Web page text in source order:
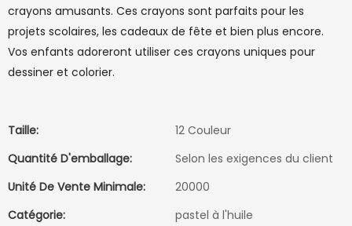
crayons amusants. Ces crayons sont parfaits pour les
projets scolaires, les cadeaux de fête et bien plus encore.
Vos enfants adoreront utiliser ces crayons uniques pour
dessiner et colorier.
Taille:
12 Couleur
Quantité D'emballage:
Selon les exigences du client
Unité De Vente Minimale:
20000
Catégorie:
pastel à l'huile